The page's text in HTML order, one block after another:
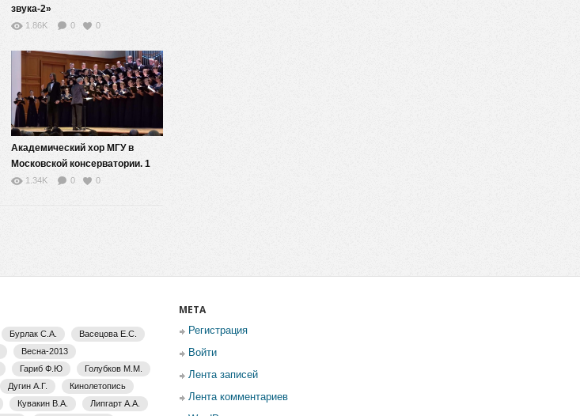
звука-2»
1.86K 0 0
Академический хор МГУ в
Московской консерватории. 1
июня 2019 года
1.34K 0 0
Бурлак С.А.
Васецова Е.С.
Весна-2013
Гариб Ф.Ю
Голубков М.М.
Дугин А.Г.
Кинолетопись
Кувакин В.А. Липгарт А.А.
МЕТА
Регистрация
Войти
Лента записей
Лента комментариев